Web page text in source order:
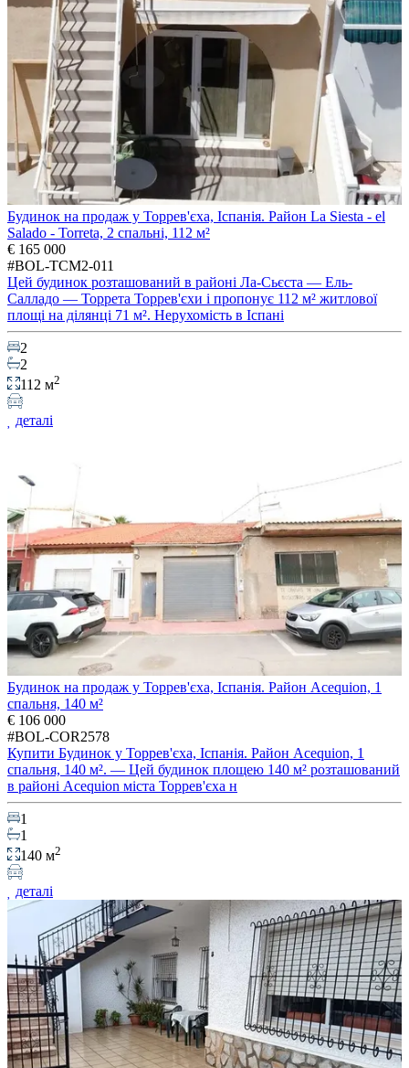
Будинок на продаж у Торрев'єха, Іспанія. Район La Siesta - el
Salado - Torreta, 2 спальні, 112 м²
€ 165 000
#BOL-TCM2-011
Цей будинок розташований в районі Ла-Сьєста — Ель-
Салладо — Торрета Торрев'єхи і пропонує 112 м² житлової
площі на ділянці 71 м². Нерухомість в Іспані
2
2
112 м2
деталі
Будинок на продаж у Торрев'єха, Іспанія. Район Acequion, 1
спальня, 140 м²
€ 106 000
#BOL-COR2578
Купити Будинок у Торрев'єха, Іспанія. Район Acequion, 1
спальня, 140 м². — Цей будинок площею 140 м² розташований
в районі Acequion міста Торрев'єха н
1
1
140 м2
деталі